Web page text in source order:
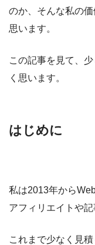
のか、そんな私の
思います。
この記事を見て、
く思います。
はじめに
私は2013年から
アフィリエイトや
これまで少なく見